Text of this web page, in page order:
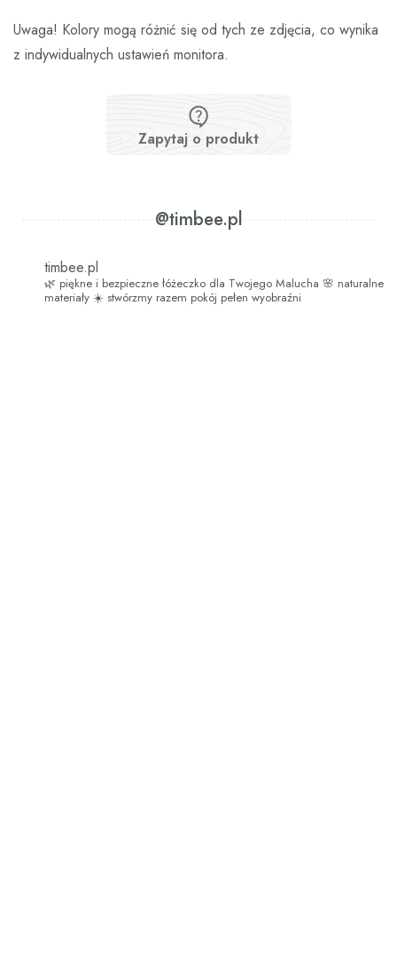
Uwaga! Kolory mogą różnić się od tych ze zdjęcia, co wynika
z indywidualnych ustawień monitora.
Zapytaj o produkt
@timbee.pl
timbee.pl
🌿 piękne i bezpieczne łóżeczko dla Twojego Malucha 🌸 naturalne
materiały ☀️ stwórzmy razem pokój pełen wyobraźni